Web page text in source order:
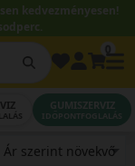
kedvezményesen!
GUMISZERVIZ
IDŐPONTFOGLALÁS